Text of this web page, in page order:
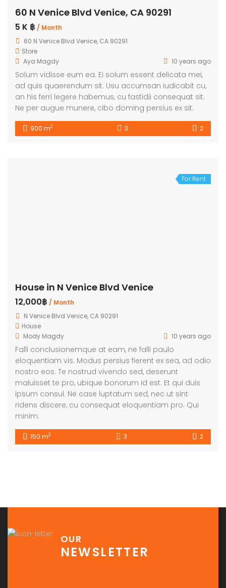
60 N Venice Blvd Venice, CA 90291
5 K ฿ / Month
60 N Venice Blvd Venice, CA 90291
Store
Aya Magdy
10 years ago
Solum vidisse eum ea. Ei solum essent delicata mei,
ad quis quaerendum sit. Usu accumsan iudicabit cu,
an his ferri legere habemus, cu fastidii consequat sit.
Ne per augue munere, cibo doming persius ex sit.
900 m2 3 2
For Rent
House in N Venice Blvd Venice
12,000฿ / Month
N Venice Blvd Venice, CA 90291
House
Mody Magdy
10 years ago
Falli conclusionemque at eam, ne falli paulo
eloquentiam vis. Modus persius fierent ex sea, ad odio
nostro eos. Te nostrud vivendo sed, deserunt
maluisset te pro, ubique bonorum id est. Et qui duis
ipsum consul. Ne case luptatum sed, nec ut sint
ridens discere, cu consequat eloquentiam pro. Qui
minim.
150 m2 3 2
OUR
NEWSLETTER